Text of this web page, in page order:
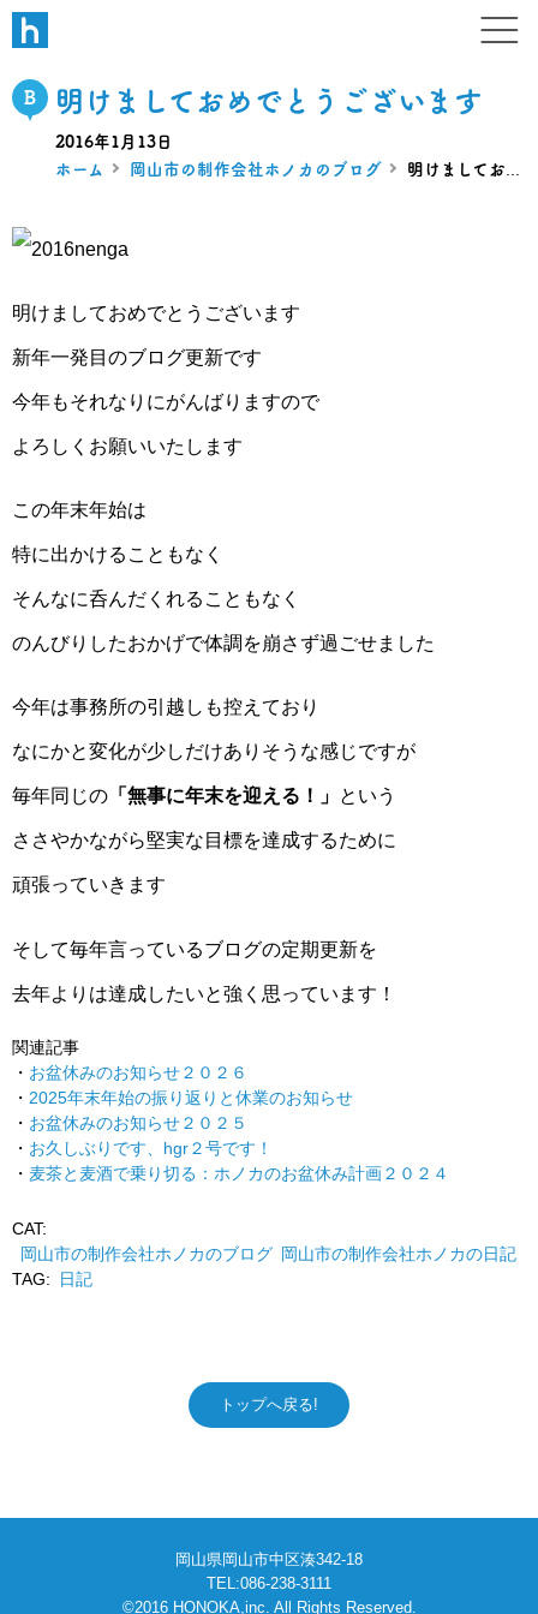
W B N デザイン・ホームページ・
明けましておめでとうございます
2016年1月13日
ホーム
岡山市の制作会社ホノカのブログ
明けましておめでとうございます
新年一発目のブログ更新です
今年もそれなりにがんばりますので
よろしくお願いいたします
この年末年始は
特に出かけることもなく
そんなに呑んだくれることもなく
のんびりしたおかげで体調を崩さず過ごせました
今年は事務所の引越しも控えており
なにかと変化が少しだけありそうな感じですが
毎年同じの 「無事に年末を迎える！」 という
ささやかながら堅実な目標を達成するために
頑張っていきます
そして毎年言っているブログの定期更新を
去年よりは達成したいと強く思っています！
関連記事
お盆休みのお知らせ２０２６
2025年末年始の振り返りと休業のお知らせ
お盆休みのお知らせ２０２５
お久しぶりです、hgr２号です！
麦茶と麦酒で乗り切る：ホノカのお盆休み計画２０２４
CAT:
岡山市の制作会社ホノカのブログ
岡山市の制作会社ホノカの日記
TAG:
日記
トップへ戻る!
岡山県岡山市中区湊342-18
TEL:086-238-3111
©2016 HONOKA,inc. All Rights Reserved.